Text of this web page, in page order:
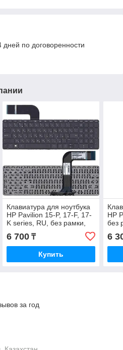
дней по договоренности
Клавиатура для ноутбука
HP Pavilion 15-P, 17-F, 17-
K series, RU, без рамки,
6 700₸
Купить
HP
без
6
за год